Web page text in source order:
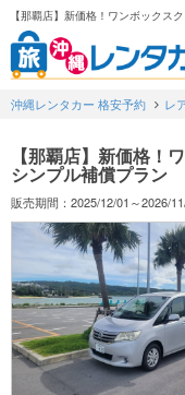
【那覇店】新価格！ワンボックス
沖縄レンタカー 格安予約 レ
【那覇店】新価格！
シンプル補償プラン
販売期間：2025/12/01～2026/